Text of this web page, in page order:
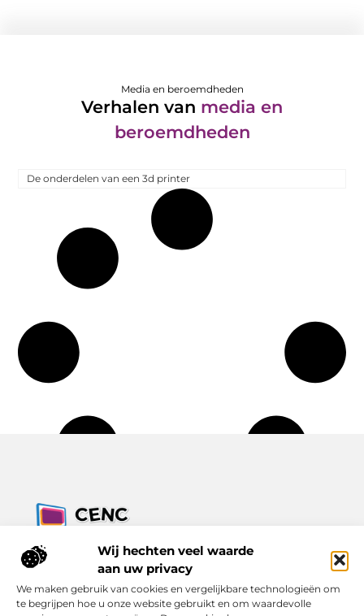
Wij hechten veel waarde
aan uw privacy
We maken gebruik van cookies en vergelijkbare technologieën om
te begrijpen hoe u onze website gebruikt en om waardevolle
Media en beroemdheden
Verhalen van media en
beroemdheden
De onderdelen van een 3d printer
Jouw bron voor inzichten, tips en nieuws uit de digitale
Ontdek alles wat je moet weten over het dagelijks leven, met
een focus op praktische adviezen en actuele trends.